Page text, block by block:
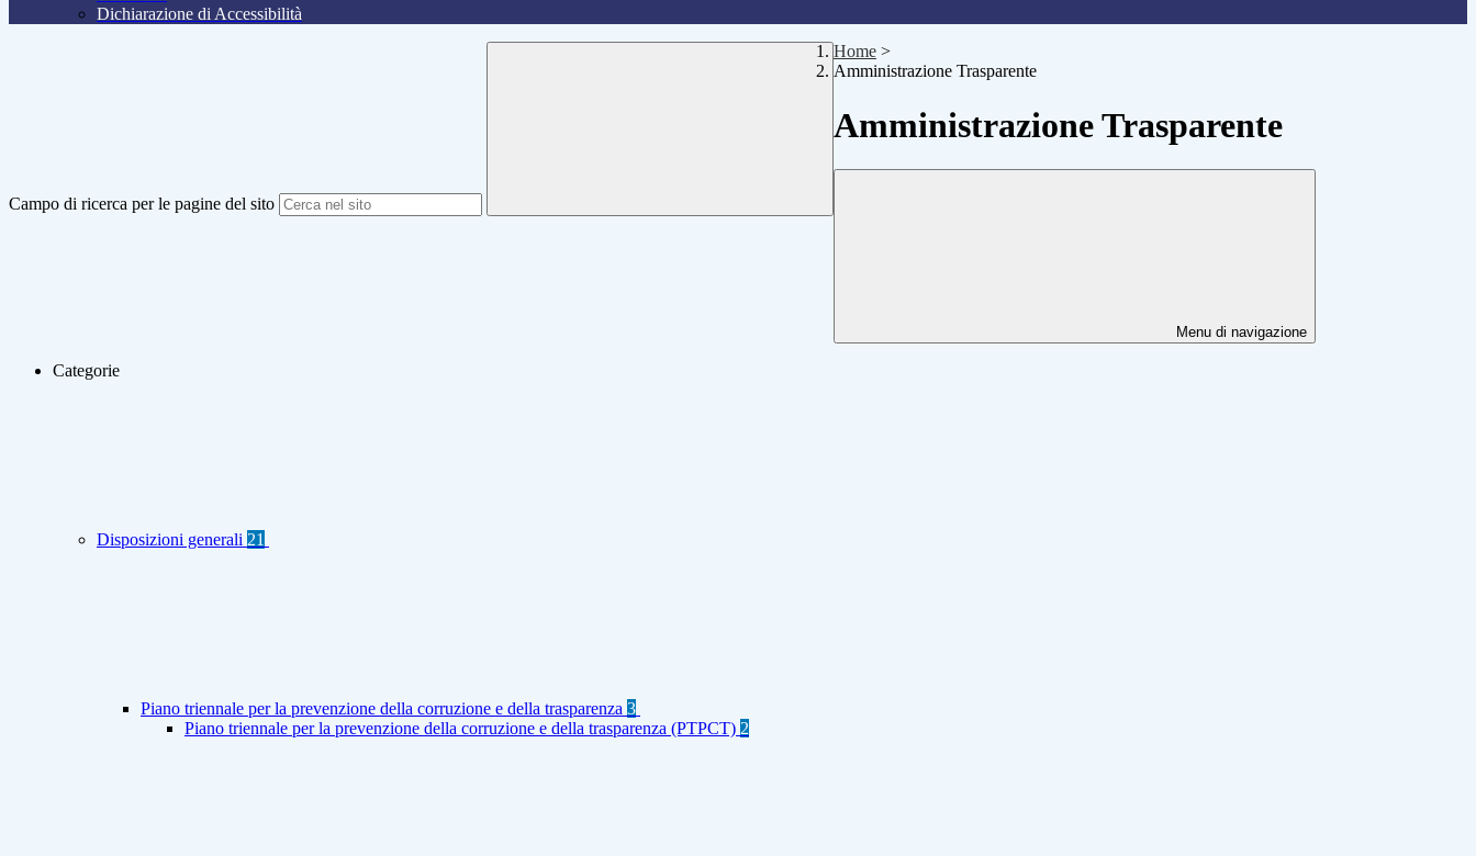
Dichiarazione di Accessibilità
Campo di ricerca per le pagine del sito
Home >
Amministrazione Trasparente
Amministrazione Trasparente
Menu di navigazione
Categorie
Disposizioni generali 21
Piano triennale per la prevenzione della corruzione e della trasparenza 3
Piano triennale per la prevenzione della corruzione e della trasparenza (PTPCT) 2